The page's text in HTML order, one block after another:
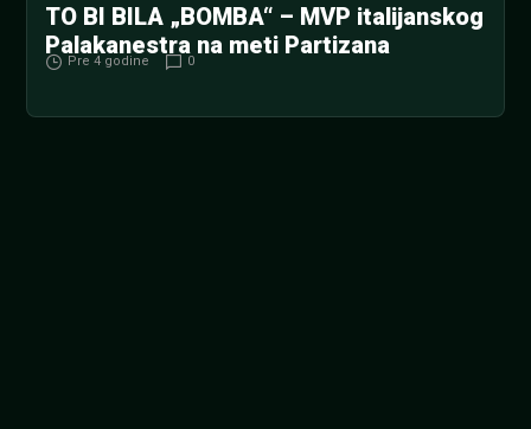
TO BI BILA „BOMBA“ – MVP italijanskog
Palakanestra na meti Partizana
Pre 4 godine 0